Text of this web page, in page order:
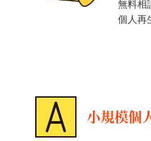
無料相
個人再
小規模個